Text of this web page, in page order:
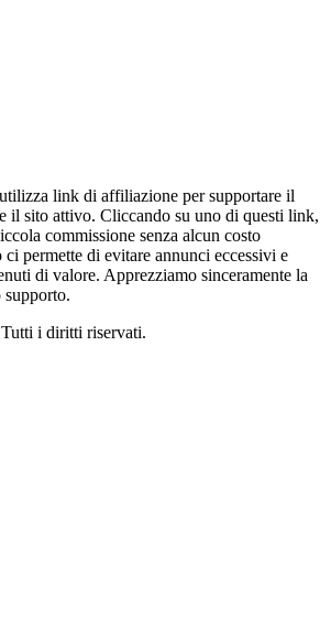
link di affiliazione per supportare il
il sito attivo. Cliccando su uno di questi link,
commissione senza alcun costo
permette di evitare annunci eccessivi e
di valore. Apprezziamo sinceramente la
supporto.
i diritti riservati.